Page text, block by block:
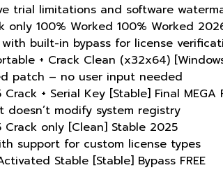
trial limitations and software
only 100% Worked 100% Worked
built-in bypass for license
+ Crack Clean (x32x64)
patch – no user input needed
+ Serial Key [Stable] Final MEGA
doesn’t modify system registry
Crack only [Clean] Stable 2025
support for custom license types
Stable [Stable] Bypass FREE